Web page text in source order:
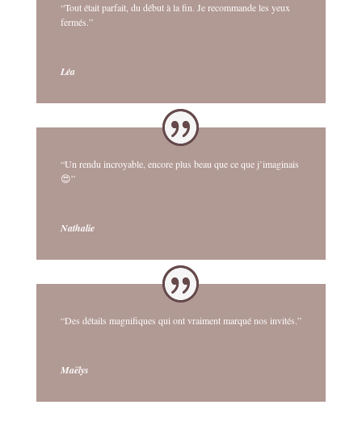
“Tout était parfait, du début à la fin. Je recommande les yeux
fermés.”
Léa
“Un rendu incroyable, encore plus beau que ce que j’imaginais
😍”
Nathalie
“Des détails magnifiques qui ont vraiment marqué nos invités.”
Maëlys